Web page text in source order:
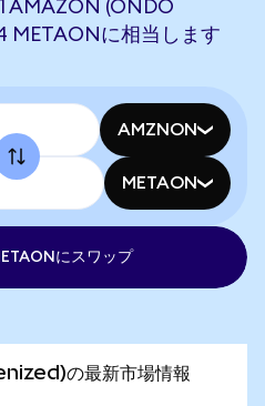
AMAZON (ONDO
METAONに相当します
AMZNON
METAON
にスワップ
の最新市場情報